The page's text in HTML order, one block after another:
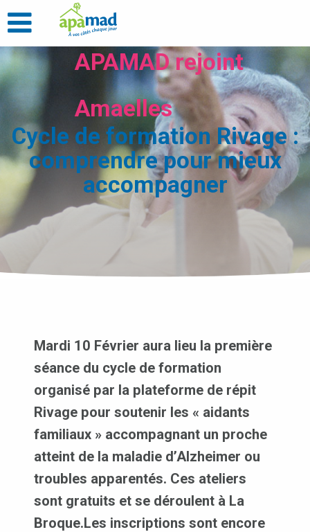
APAMAD rejoint
Amaelles
Cycle de formation Rivage :
comprendre pour mieux
accompagner
Mardi 10 Février aura lieu la première
séance du cycle de formation
organisé par la plateforme de répit
Rivage pour soutenir les « aidants
familiaux » accompagnant un proche
atteint de la maladie d’Alzheimer ou
troubles apparentés. Ces ateliers
sont gratuits et se déroulent à La
Broque.Les inscriptions sont encore